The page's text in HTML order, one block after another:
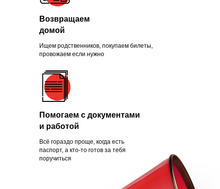
Ищем родственников, покупаем билеты,
провожаем если нужно
Всё гораздо проще, когда есть
паспорт, а кто-то готов за тебя
поручиться
Возвращаем
домой
Помогаем с документами
и работой
Зачем помогать
нуждающимся
Чаще всего это люди, которых
обманули с квартирой, ограбили
на вокзале, выгнали с работы из-
за здоровья или вовремя не дали
нужной поддержки. Постепенно
человек опускает руки.
Становится проще сдаться, чем
говорит статистика, на это нужно